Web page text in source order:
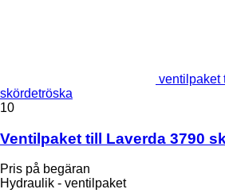
ventilpaket
skördetröska
10
Ventilpaket till Laverda 3790
Pris på begäran
Hydraulik - ventilpaket